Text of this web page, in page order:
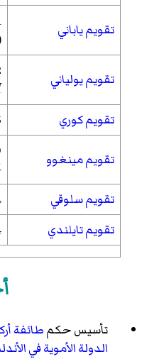
تقويم ياباني
年)
تقويم يولياني
تقويم كوري
تقويم مينغوو
تقويم سلوقي
تقويم تايلندي
تأسيس حكمطائفة
الدولة الأموية في